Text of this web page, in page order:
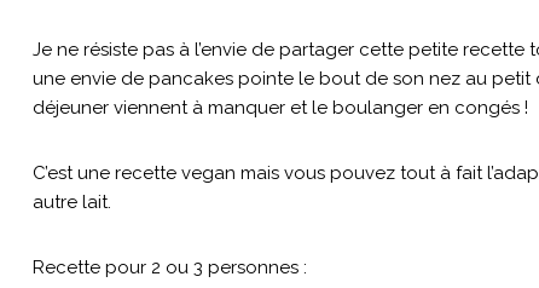
Je ne résiste pas à l’envie de partager cette petite recette
une envie de pancakes pointe le bout de son nez au
déjeuner viennent à manquer et le boulanger en congés !
C’est une recette vegan mais vous pouvez tout à fait
autre lait.
Recette pour 2 ou 3 personnes :